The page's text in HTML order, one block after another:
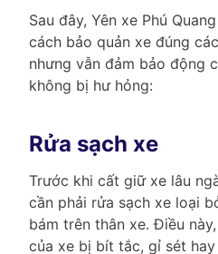
Sau đây, Yên xe Phú
cách bảo quản xe đúng
nhưng vẫn đảm bảo động
không bị hư hỏng:
Rửa sạch xe
Trước khi cất giữ xe lâu
cần phải rửa sạch xe loại
bám trên thân xe. Điều
của xe bị bít tắc, gỉ sét